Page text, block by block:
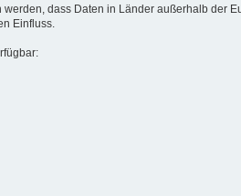
dass Daten in Länder außerhalb der
Einfluss.